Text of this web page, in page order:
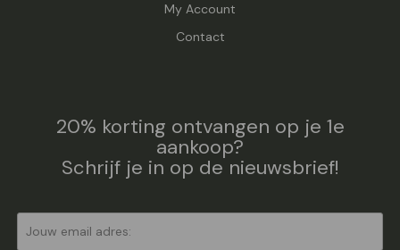
My Account
Contact
20% korting ontvangen op je 1e
aankoop?
Schrijf je in op de nieuwsbrief!